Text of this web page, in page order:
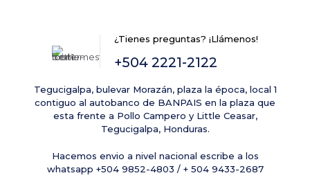
Guarda mi nombre, correo electrónico y web en este
navegador para la próxima vez que comente.
¿Tienes preguntas? ¡Llámenos!
+504 2221-2122
Tegucigalpa, bulevar Morazán, plaza la época, local 1
contiguo al autobanco de BANPAIS en la plaza que
esta frente a Pollo Campero y Little Ceasar,
Tegucigalpa, Honduras.
Hacemos envio a nivel nacional escribe a los
whatsapp +504 9852-4803 / + 504 9433-2687